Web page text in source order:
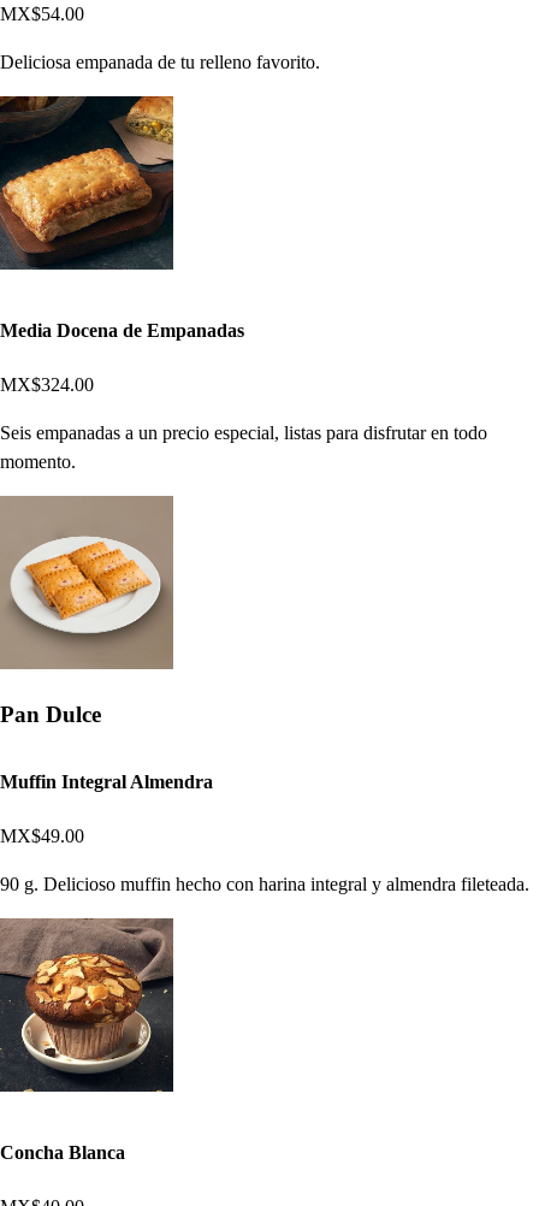
MX$54.00
Deliciosa empanada de tu relleno favorito.
Media Docena de Empanadas
MX$324.00
Seis empanadas a un precio especial, listas para disfrutar en todo
momento.
Pan Dulce
Muffin Integral Almendra
MX$49.00
90 g. Delicioso muffin hecho con harina integral y almendra fileteada.
Concha Blanca